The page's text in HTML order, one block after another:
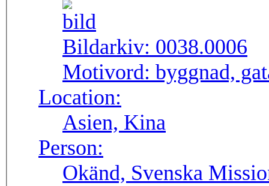
Bildarkiv: 0038.0006
Motivord: byggnad,
Location:
Asien, Kina
Person:
Okänd, Svenska